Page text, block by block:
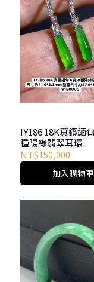
IY186 18K真鑽緬甸A貨冰
種陽綠翡翠耳環
NT$150,000
加入購物車